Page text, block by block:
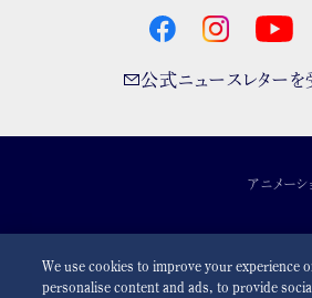
公式ニュースレターを
アニメーシ
アクセシビリティ
We use cookies to improve your experience
personalise content and ads, to provide